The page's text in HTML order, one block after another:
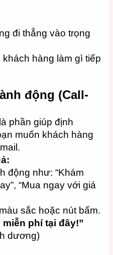
đi thẳng vào trọng
hàng làm gì tiếp
động (Call-
phần giúp định
muốn khách hàng
động như: “Khám
“Mua ngay với giá
sắc hoặc nút bấm.
miễn phí tại đây!”
dương)